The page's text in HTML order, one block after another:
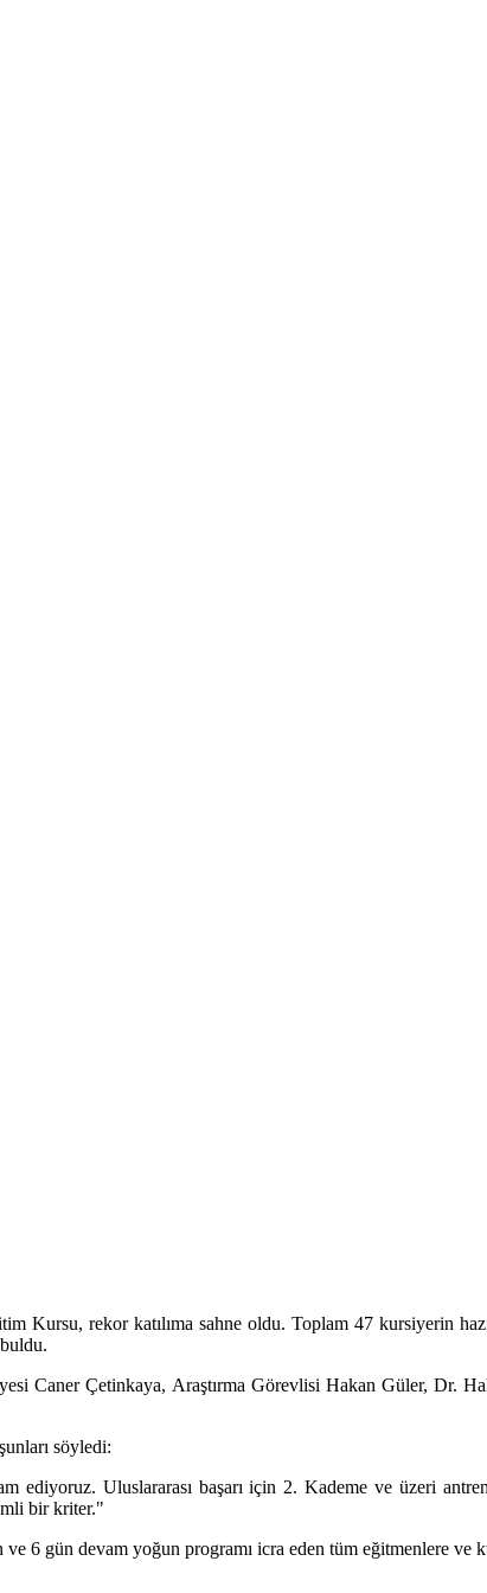
Kursu, rekor katılıma sahne oldu. Toplam 47 kursiyerin
Caner Çetinkaya, Araştırma Görevlisi Hakan Güler, Dr.
söyledi:
Uluslararası başarı için 2. Kademe ve üzeri
bir kriter."
6 gün devam yoğun programı icra eden tüm eğitmenlere ve